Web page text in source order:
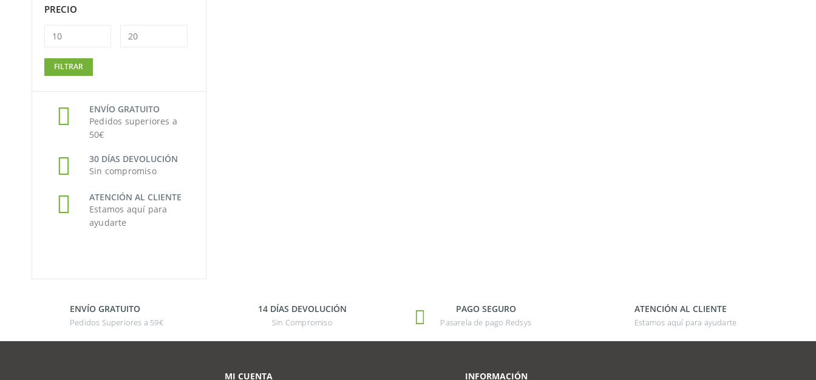
PRECIO
mínimo
máximo
FILTRAR
ENVÍO GRATUITO
Pedidos superiores a
50€
30 DÍAS DEVOLUCIÓN
Sin compromiso
ATENCIÓN AL CLIENTE
Estamos aquí para
ayudarte
ENVÍO GRATUITO
Pedidos Superiores a 59€
14 DÍAS DEVOLUCIÓN
Sin Compromiso
PAGO SEGURO
Pasarela de pago Redsys
ATENCIÓN AL CLIENTE
Estamos aquí para ayudarte
MI CUENTA INFORMACIÓN